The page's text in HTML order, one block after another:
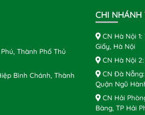
Thành Phố Thủ
Bình Chánh, Thành
CHI NHÁNH
CN Hà Nội
Giấy, Hà Nội
CN Hà Nội
CN Đà
Quận Ngũ
CN Hải
Bàng, TP Hải